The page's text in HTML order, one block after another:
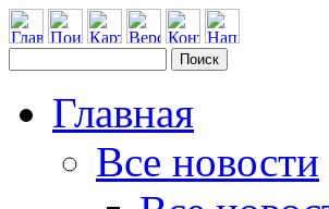
Главная
Все новости